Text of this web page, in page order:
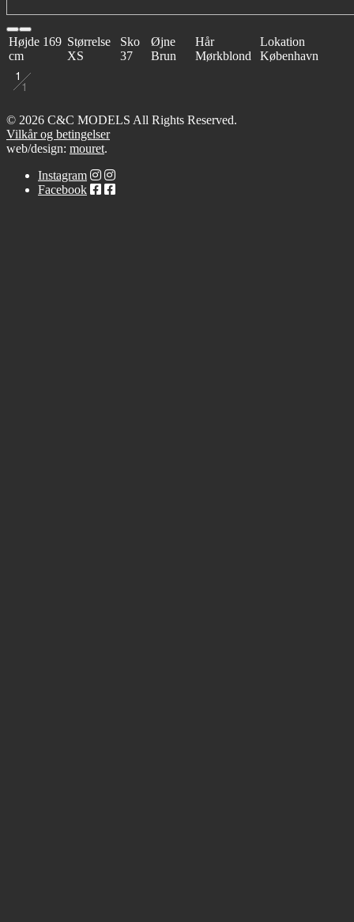
Højde 169
cm
Størrelse
XS
Sko
37
Øjne
Brun
Hår
Mørkblond
Lokation
København
1
1
© 2026 C&C MODELS All Rights Reserved.
Vilkår og betingelser
web/design: mouret.
Instagram
Facebook